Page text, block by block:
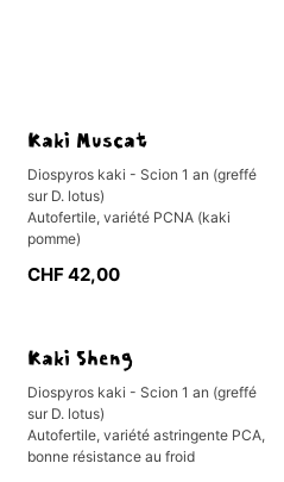
Épuisé
Kaki Muscat
Diospyros kaki - Scion 1 an (greffé
sur D. lotus)
Autofertile, variété PCNA (kaki
pomme)
CHF42,00
Épuisé
Kaki Sheng
Diospyros kaki - Scion 1 an (greffé
sur D. lotus)
Autofertile, variété astringente PCA,
bonne résistance au froid